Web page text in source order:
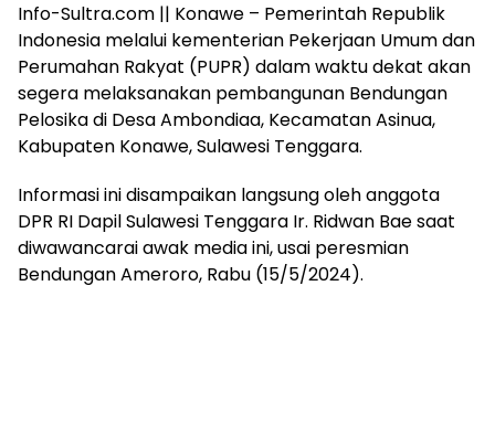
Info-Sultra.com || Konawe – Pemerintah Republik
Indonesia melalui kementerian Pekerjaan Umum dan
Perumahan Rakyat (PUPR) dalam waktu dekat akan
segera melaksanakan pembangunan Bendungan
Pelosika di Desa Ambondiaa, Kecamatan Asinua,
Kabupaten Konawe, Sulawesi Tenggara.
Informasi ini disampaikan langsung oleh anggota
DPR RI Dapil Sulawesi Tenggara Ir. Ridwan Bae saat
diwawancarai awak media ini, usai peresmian
Bendungan Ameroro, Rabu (15/5/2024).